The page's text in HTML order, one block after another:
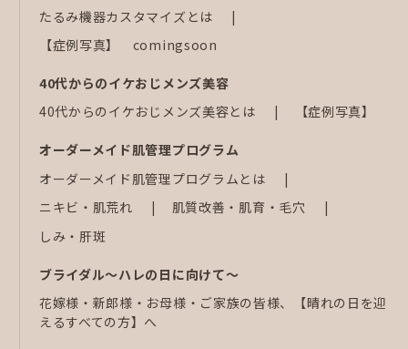
たるみ機器カスタマイズとは
【症例写真】 comingsoon
40代からのイケおじメンズ美容
40代からのイケおじメンズ美容とは
【症例写真】
オーダーメイド肌管理プログラム
オーダーメイド肌管理プログラムとは
ニキビ・肌荒れ
肌質改善・肌育・毛穴
しみ・肝斑
ブライダル～ハレの日に向けて～
花嫁様・新郎様・お母様・ご家族の皆様、【晴れの日を迎
えるすべての方】へ